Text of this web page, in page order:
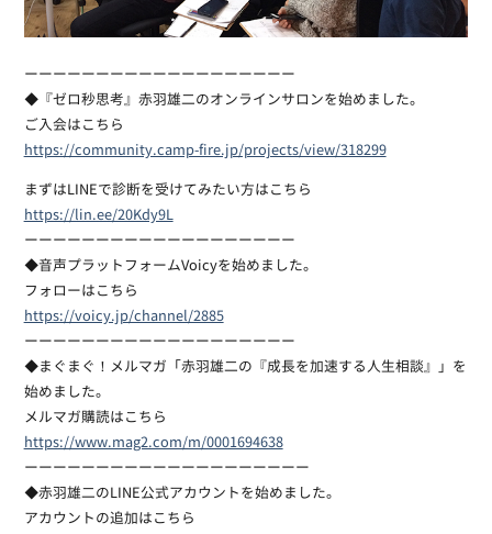
ーーーーーーーーーーーーーーーーーーー
◆『ゼロ秒思考』赤羽雄二のオンラインサロンを始めました。
ご入会はこちら
https://community.camp-fire.jp/projects/view/318299
まずはLINEで診断を受けてみたい方はこちら
https://lin.ee/20Kdy9L
ーーーーーーーーーーーーーーーーーーー
◆音声プラットフォームVoicyを始めました。
フォローはこちら
https://voicy.jp/channel/2885
ーーーーーーーーーーーーーーーーーーー
◆まぐまぐ！メルマガ「赤羽雄二の『成長を加速する人生相談』」を
始めました。
メルマガ購読はこちら
https://www.mag2.com/m/0001694638
ーーーーーーーーーーーーーーーーーーーー
◆赤羽雄二のLINE公式アカウントを始めました。
アカウントの追加はこちら